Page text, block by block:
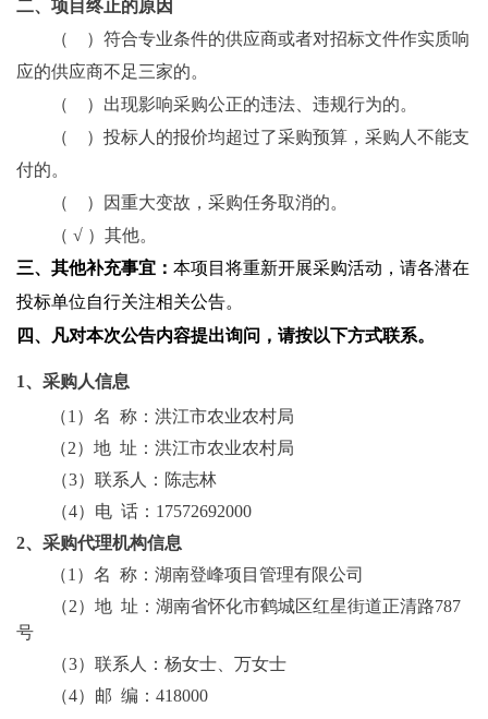
二、项目终止的原因
（
）符合专业条件的供应商或者对招标文件作实质响
应的供应商不足三家的。
（
）出现影响采购公正的违法、违规行为的。
（
）投标人的报价均超过了采购预算，采购人不能支
付的。
（
）因重大变故，采购任务取消的。
（ √ ）其他。
三、 其他补充事宜： 本项目将重新开展采购活动，请各潜在
投标单位自行关注相关公告。
四、
凡对本次公告内容提出询问，请按以下方式联系。
1、采购人信息
（1）名 称：洪江市农业农村局
（2）地 址：洪江市农业农村局
（3）联系人： 陈志林
（4）电 话： 17572692000
2、采购代理机构信息
（1）名 称：湖南登峰项目管理有限公司
（2）地 址： 湖南省怀化市鹤城区红星街道正清路787
号
（3）联系人： 杨女士、万女士
（4）邮 编： 418000